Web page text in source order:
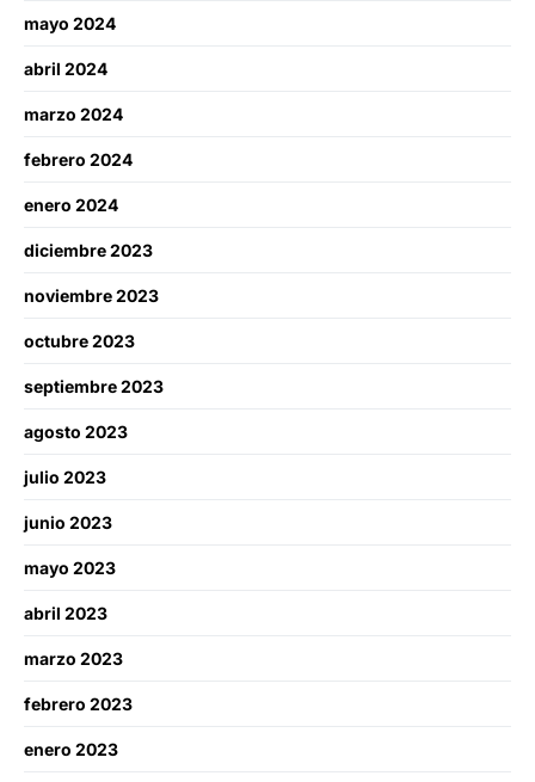
mayo 2024
abril 2024
marzo 2024
febrero 2024
enero 2024
diciembre 2023
noviembre 2023
octubre 2023
septiembre 2023
agosto 2023
julio 2023
junio 2023
mayo 2023
abril 2023
marzo 2023
febrero 2023
enero 2023